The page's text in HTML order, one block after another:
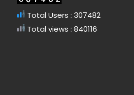
Total Users : 307482
Total views : 840116